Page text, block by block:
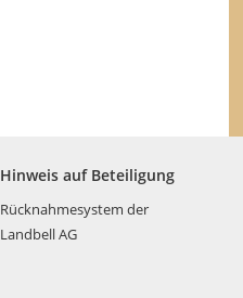
Hinweis auf Beteiligung
Rücknahmesystem der
Landbell AG